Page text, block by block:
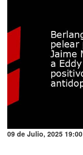
09 de Julio, 2025 19:00